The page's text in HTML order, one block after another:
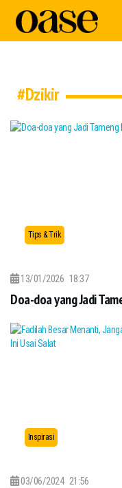
#Dzikir
Tips & Trik
13/01/2026 18:37
Doa-doa yang Jadi
Inspirasi
03/06/2024 21:56